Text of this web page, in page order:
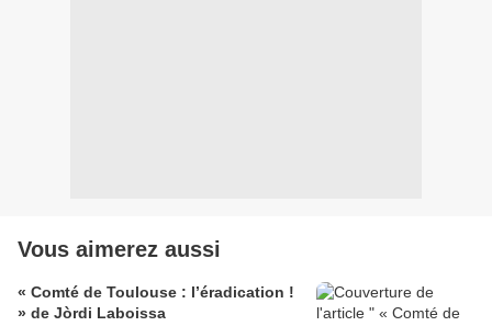
Vous aimerez aussi
« Comté de Toulouse : l’éradication !
» de Jòrdi Laboissa